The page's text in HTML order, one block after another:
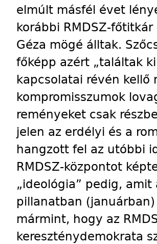
elmúlt másfél évet
korábbi RMDSZ-
Géza mögé álltak.
főképp azért „találtak
kapcsolatai révén kellő
kompromisszumok
reményeket csak
jelen az erdélyi és a
hangzott fel az utóbbi
RMDSZ-központot
„ideológia” pedig,
pillanatban
mármint, hogy az
kereszténydemokrata